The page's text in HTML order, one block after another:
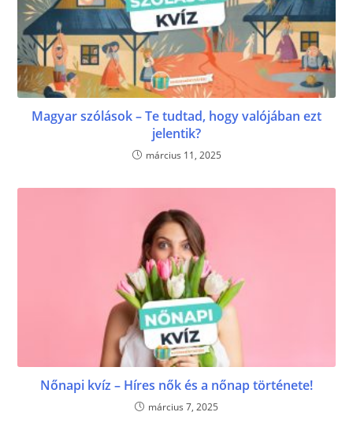
Magyar szólások – Te tudtad, hogy valójában ezt
jelentik?
március 11, 2025
Nőnapi kvíz – Híres nők és a nőnap története!
március 7, 2025